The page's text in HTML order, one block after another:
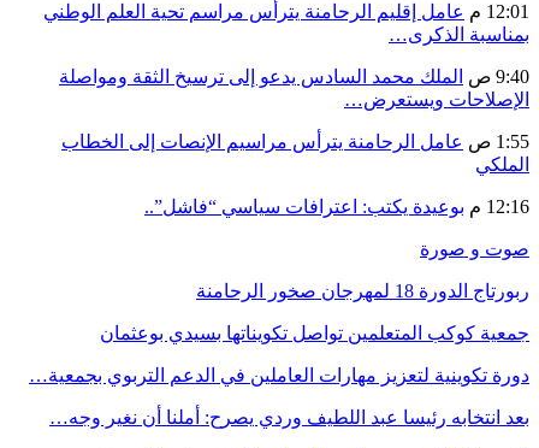
12:01 م
عامل إقليم الرحامنة يترأس مراسم تحية العلم الوطني
بمناسبة الذكرى…
9:40 ص
الملك محمد السادس يدعو إلى ترسيخ الثقة ومواصلة
الإصلاحات ويستعرض…
1:55 ص
عامل الرحامنة يترأس مراسيم الإنصات إلى الخطاب
الملكي
12:16 م بوعيدة يكتب: اعترافات سياسي “فاشل”..
صوت و صورة
ربورتاج الدورة 18 لمهرجان صخور الرحامنة
جمعية كوكب المتعلمين تواصل تكويناتها بسيدي بوعثمان
دورة تكوينية لتعزيز مهارات العاملين في الدعم التربوي بجمعية…
بعد انتخابه رئيسا عبد اللطيف وردي يصرح: أملنا أن نغير وجه…